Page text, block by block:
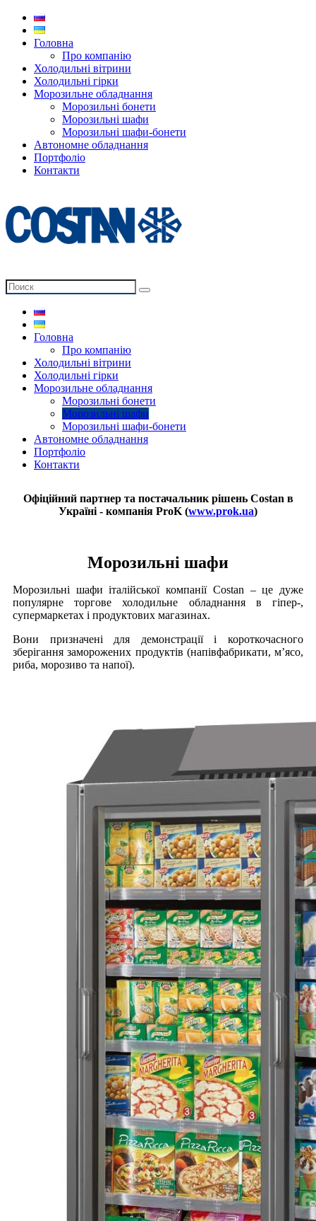
Головна
Про компанію
Холодильні вітрини
Холодильні гірки
Морозильне обладнання
Морозильні бонети
Морозильні шафи
Морозильні шафи-бонети
Автономне обладнання
Портфоліо
Контакти
Головна
Про компанію
Холодильні вітрини
Холодильні гірки
Морозильне обладнання
Морозильні бонети
Морозильні шафи
Морозильні шафи-бонети
Автономне обладнання
Портфоліо
Контакти
Офіційний партнер та постачальник рішень Costan в
Україні - компанія ProK (www.prok.ua)
Морозильні шафи
Морозильні шафи італійської компанії Costan – це дуже
популярне торгове холодильне обладнання в гіпер-,
супермаркетах і продуктових магазинах.
Вони призначені для демонстрації і короткочасного
зберігання заморожених продуктів (напівфабрикати, м’ясо,
риба, морозиво та напої).